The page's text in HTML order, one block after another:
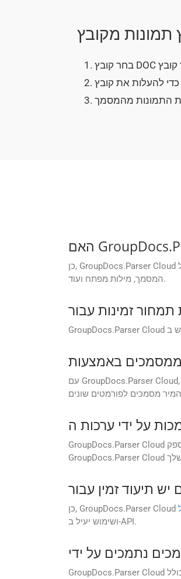
כן, GroupDocs.Parser Cloud יכול לחלץ מטא נתונים מפורמטים שונים של מסמכים כולל DOC. מטא נתונים כוללים מידע כגון מאפייני מסמך (מחבר, תאריך יצירה וכו’), כותרת
המסמך, מילות מפתח ועוד.
עם GroupDocs.Parser Cloud, אתה יכול לחלץ סוגים שונים של נתונים ממסמכים, כגון טקסט, מטא נתונים, תמונות, טבלאות ומידע מובנה אחר. אתה יכול גם לבצע ניתוח טקסט,
ושימוש יעיל ב-API.
GroupDocs.Parser Cloud תומך במגוון רחב של פורמטים של מסמכים, כולל DOC, PDF, Microsoft Word (DOC, DOCX), Excel (XLS, XLSX), PowerPoint (PPT, PPTX), ופורמטים